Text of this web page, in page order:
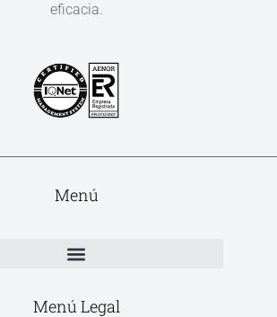
eficacia.
Menú
Menú Legal